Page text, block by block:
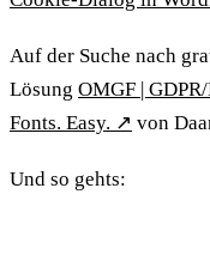
Auf der Suche nach
Lösung OMGF |
Fonts. Easy. ↗ von
Und so gehts: